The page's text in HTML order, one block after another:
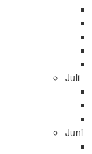
Juli
Juni